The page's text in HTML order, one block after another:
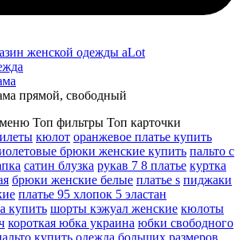
женской одежды aLot
прямой, свободный
Топ фильтры Топ карточки
кюлот оранжевое платье купить
брюки женские купить пальто с
сатин блузка рукав 7 8 платье куртка
брюки женские белые платье s пиджаки
платье 95 хлопок 5 эластан
купить шорты кэжуал женские кюлоты
короткая юбка украина юбки свободного
купить одежда больших размеров